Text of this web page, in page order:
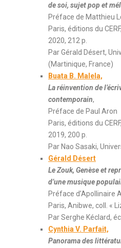
de soi, sujet pop et
Préface de Matthieu
Paris, éditions du
2020, 212 p.
Par Gérald Désert,
(Martinique, France)
Buata B. Malela,
La réinvention de
contemporain,
Préface de Paul Aron
Paris, éditions du
2019, 200 p.
Par Nao Sasaki,
Gérald Désert
Le Zouk, Genèse et
d’une musique
Préface d’Apollinaire
Paris, Anibwe, coll. «
Par Serghe Kéclard,
Cynthia V. Parfait,
Panorama des